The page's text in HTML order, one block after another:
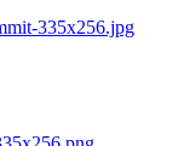
335x256.jpg